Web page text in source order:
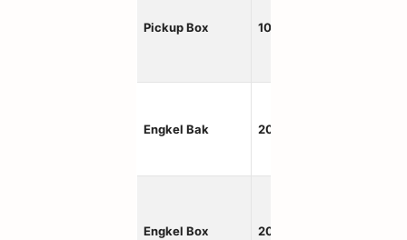
Pickup Box 1000kg
Engkel Bak 2000kg
Engkel Box 2000kg